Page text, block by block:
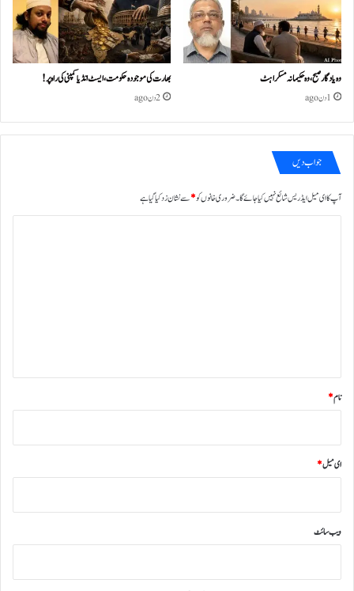
وہ یادگار صبح، وہ حکیمانہ مسکراہٹ
1 دن ago
بھارت کی موجودہ حکومت،ایسٹ انڈیا کمپنی کی راہ پر!
2 دن ago
جواب دیں
آپ کا ای میل ایڈریس شائع نہیں کیا جائے گا۔ضروری خانوں کو*سے نشان زد کیا گیا ہے
نام*
ای میل*
ویب‌ سائٹ